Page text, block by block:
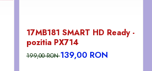
17MB181 SMART HD Ready -
pozitia PX714
199,00 RON139,00 RON